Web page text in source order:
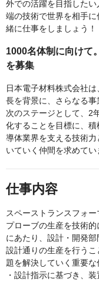
外での活躍を目指した
端の技術で世界を相手
緒に仕事をしましょう！
1000名体制に向けて
を募集
日本電子材料株式会社
長を背景に、さらなる事
次のステージとして、2
化することを目標に、
導体業界を支える技術
いていく仲間を求めてい
仕事内容
スペーストランスフォ
プローブの生産を技術
にあたり、設計・開発部
設計通りの生産を行う
題を解決していく重要な
・設計指示に基づき、